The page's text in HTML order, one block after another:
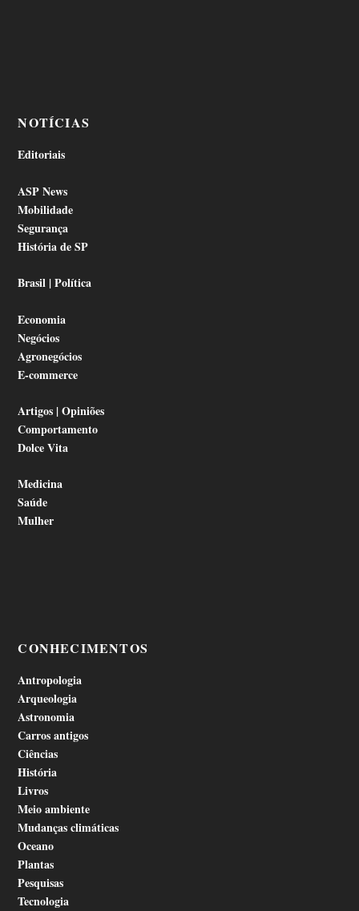
NOTÍCIAS
Editoriais
ASP News
Mobilidade
Segurança
História de SP
Brasil | Política
Economia
Negócios
Agronegócios
E-commerce
Artigos | Opiniões
Comportamento
Dolce Vita
Medicina
Saúde
Mulher
CONHECIMENTOS
Antropologia
Arqueologia
Astronomia
Carros antigos
Ciências
História
Livros
Meio ambiente
Mudanças climáticas
Oceano
Plantas
Pesquisas
Tecnologia